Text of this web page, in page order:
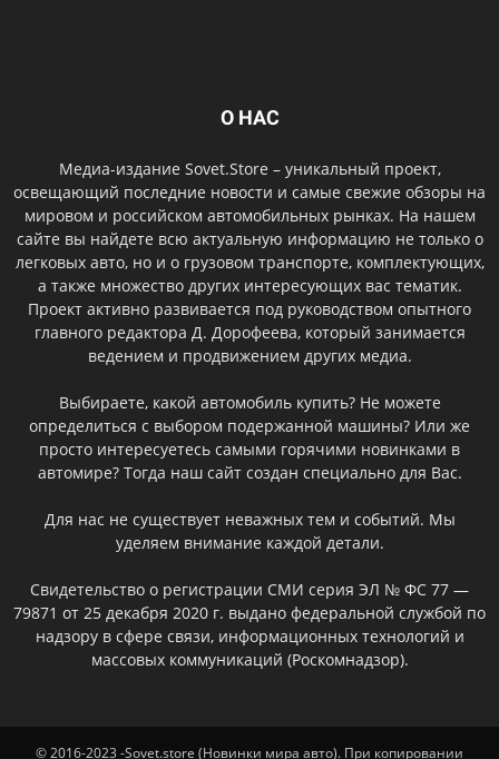
О НАС
Медиа-издание Sovet.Store – уникальный проект,
освещающий последние новости и самые свежие обзоры на
мировом и российском автомобильных рынках. На нашем
сайте вы найдете всю актуальную информацию не только о
легковых авто, но и о грузовом транспорте, комплектующих,
а также множество других интересующих вас тематик.
Проект активно развивается под руководством опытного
главного редактора Д. Дорофеева, который занимается
ведением и продвижением других медиа.
Выбираете, какой автомобиль купить? Не можете
определиться с выбором подержанной машины? Или же
просто интересуетесь самыми горячими новинками в
автомире? Тогда наш сайт создан специально для Вас.
Для нас не существует неважных тем и событий. Мы
уделяем внимание каждой детали.
Свидетельство о регистрации СМИ серия ЭЛ № ФС 77 —
79871 от 25 декабря 2020 г. выдано федеральной службой по
надзору в сфере связи, информационных технологий и
массовых коммуникаций (Роскомнадзор).
© 2016-2023 -Sovet.store (Новинки мира авто). При копировании